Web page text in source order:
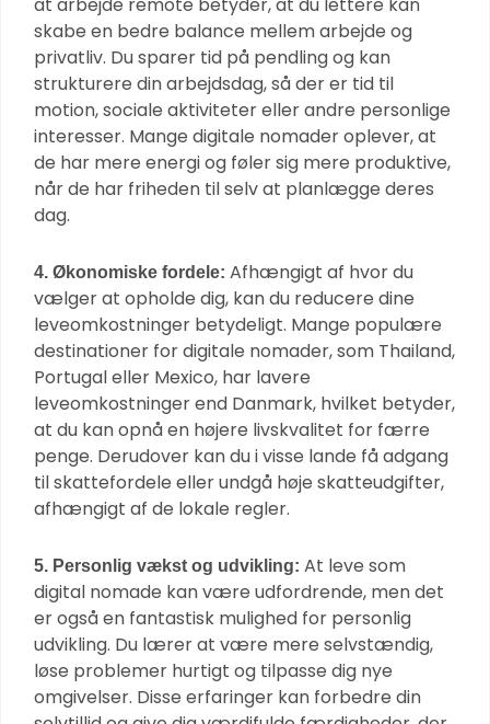
skabe en bedre balance mellem arbejde og
privatliv. Du sparer tid på pendling og kan
strukturere din arbejdsdag, så der er tid til
motion, sociale aktiviteter eller andre personlige
interesser. Mange digitale nomader oplever, at
de har mere energi og føler sig mere produktive,
når de har friheden til selv at planlægge deres
dag.
4. Økonomiske fordele: Afhængigt af hvor du
vælger at opholde dig, kan du reducere dine
leveomkostninger betydeligt. Mange populære
destinationer for digitale nomader, som Thailand,
Portugal eller Mexico, har lavere
leveomkostninger end Danmark, hvilket betyder,
at du kan opnå en højere livskvalitet for færre
penge. Derudover kan du i visse lande få adgang
til skattefordele eller undgå høje skatteudgifter,
afhængigt af de lokale regler.
5. Personlig vækst og udvikling: At leve som
digital nomade kan være udfordrende, men det
er også en fantastisk mulighed for personlig
udvikling. Du lærer at være mere selvstændig,
løse problemer hurtigt og tilpasse dig nye
omgivelser. Disse erfaringer kan forbedre din